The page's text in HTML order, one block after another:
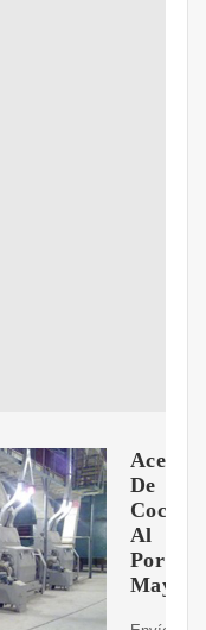
Aceite
De
Coco
Al
Por
Mayor